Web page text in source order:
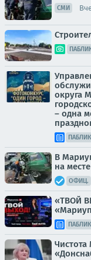
СМИ
округа
– одна
В
на
ОФИЦ.
«ТВОЙ